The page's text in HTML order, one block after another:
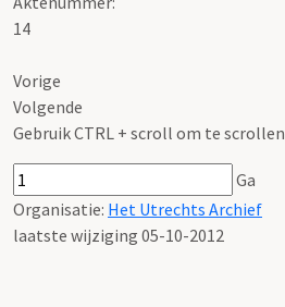
14
Vorige
Volgende
Gebruik CTRL + scroll om te scrollen
Ga
Organisatie: Het Utrechts Archief
laatste wijziging 05-10-2012